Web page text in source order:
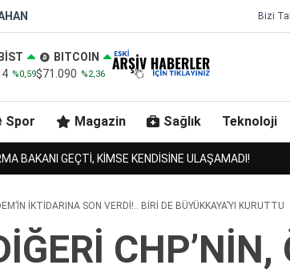
Bizi
BİST
%0,59
BITCOIN
$71.090 %2,36
Spor Magazin Sağlık Teknoloji
BULACAK MI?!.
İKTİDARINA SON VERDİ!.. BİRİ DE BÜYÜKKAYA’YI KURUTTU
CHP’NİN,